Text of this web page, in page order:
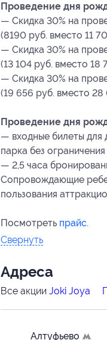
Проведение дня
— Скидка 30% на
(8190 руб. вместо 11
— Скидка 30% на
(13 104 руб. вместо 18
— Скидка 30% на
(19 656 руб. вместо
Проведение дня
— входные билеты для
парка без
— 2,5 часа
Сопровождающие
пользования
Посмотреть прайс.
Свернуть
Адресa
Все акции Joki Joya
Алтуфьево